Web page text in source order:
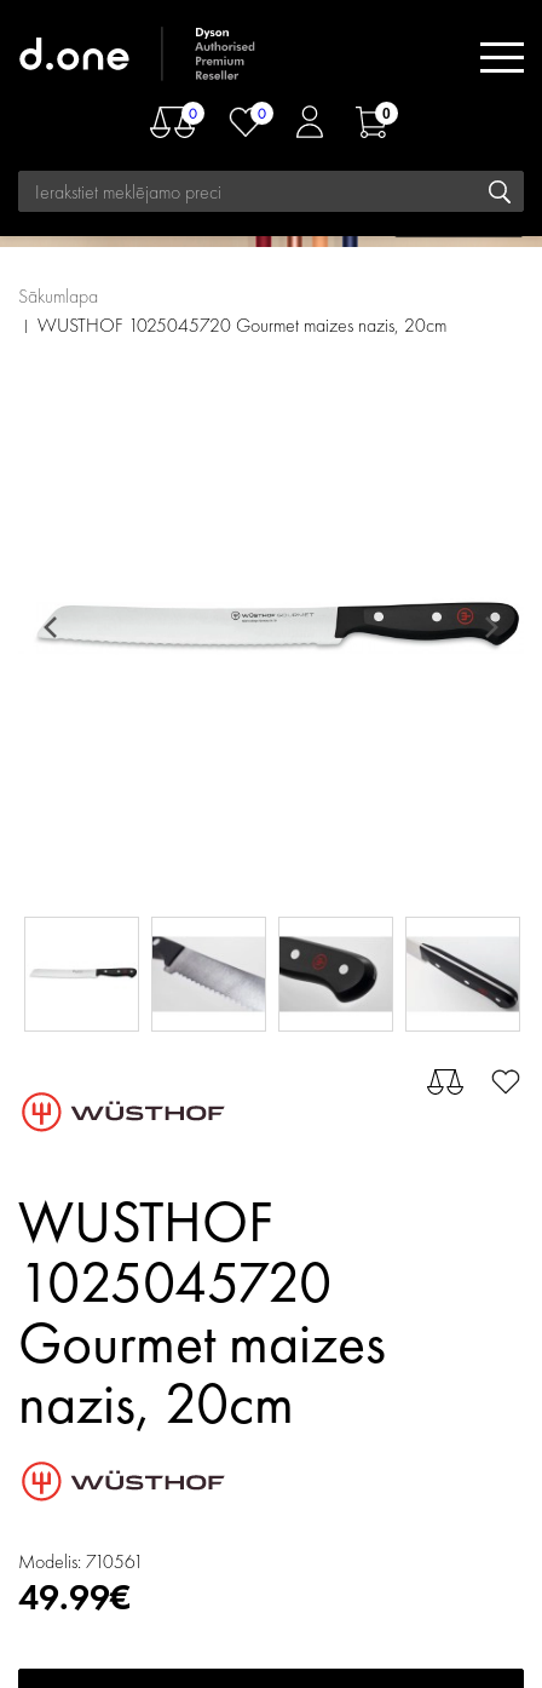
0 0 0
Sākumlapa
WUSTHOF 1025045720 Gourmet maizes nazis, 20cm
WUSTHOF
1025045720
Gourmet maizes
nazis, 20cm
Modelis: 710561
49.99€